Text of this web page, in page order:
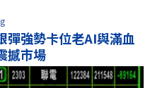
彈強勢卡位老AI與滿血
撼市場